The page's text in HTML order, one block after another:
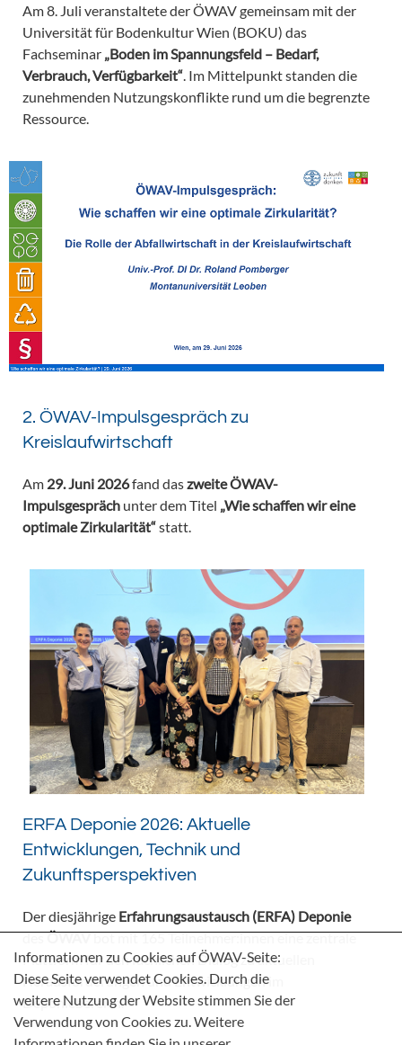
Am 8. Juli veranstaltete der ÖWAV gemeinsam mit der
Universität für Bodenkultur Wien (BOKU) das
Fachseminar „Boden im Spannungsfeld – Bedarf,
Verbrauch, Verfügbarkeit“ . Im Mittelpunkt standen die
zunehmenden Nutzungskonflikte rund um die begrenzte
Ressource.
2. ÖWAV-Impulsgespräch zu
Kreislaufwirtschaft
Am 29. Juni 2026fand daszweite ÖWAV-
Impulsgespräch unter dem Titel „Wie schaffen wir eine
optimale Zirkularität“statt.
ERFA Deponie 2026: Aktuelle
Entwicklungen, Technik und
Zukunftsperspektiven
Der diesjährige Erfahrungsaustausch (ERFA) Deponie
desÖWAVbot mit 165 Teilnehmer:innen eine zentrale
Plattform für den fachlichen Dialog zu aktuellen
Herausforderungen und Entwicklungen im
Deponiebereich.
Informationen zu Cookies auf ÖWAV-Seite:
Diese Seite verwendet Cookies. Durch die
weitere Nutzung der Website stimmen Sie der
Verwendung von Cookies zu. Weitere